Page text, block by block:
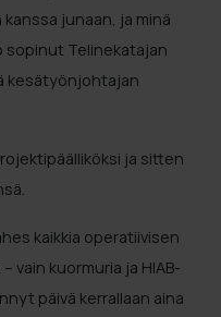
junaan, ja minä
sopinut Telinekatajan
kesätyönjohtajan
ja sitten
kaikkia operatiivisen
vain kuormuria ja HIAB-
päivä kerrallaan aina